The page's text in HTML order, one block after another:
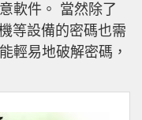
軟件。 當然除了
等設備的密碼也需
輕易地破解密碼，